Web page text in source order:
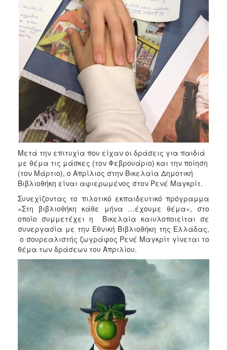
ΠΟΛΙΤΙΣΜΟΣ
ΑΝΘΕΚΤΙΚΗ
Μετά την επιτυχία που είχαν οι δράσεις για παιδιά
με θέμα τις μάσκες (τον Φεβρουάριο) και την ποίηση
(τον Μάρτιο), ο Απρίλιος στην Βικελαία Δημοτική
Βιβλιοθήκη είναι αφιερωμένος στον Ρενέ Μαγκρίτ.
Συνεχίζοντας το πιλοτικό εκπαιδευτικό πρόγραμμα
«Στη βιβλιοθήκη κάθε μήνα …έχουμε θέμα», στο
οποίο συμμετέχει η Βικελαία καιυλοποιείται σε
συνεργασία με την Εθνική Βιβλιοθήκη της Ελλάδας,
ο σουρεαλιστής ζωγράφος Ρενέ Μαγκρίτ γίνεται το
θέμα των δράσεων του Απριλίου.